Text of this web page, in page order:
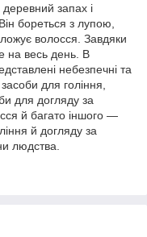
запах і
бореться з лупою,
волосся. Завдяки
на весь день. В
небезпечні та
для гоління,
для догляду за
й багато іншого —
й догляду за
людства.